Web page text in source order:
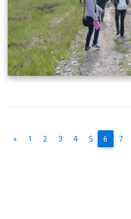
« 1 2 3 4 5 6 7